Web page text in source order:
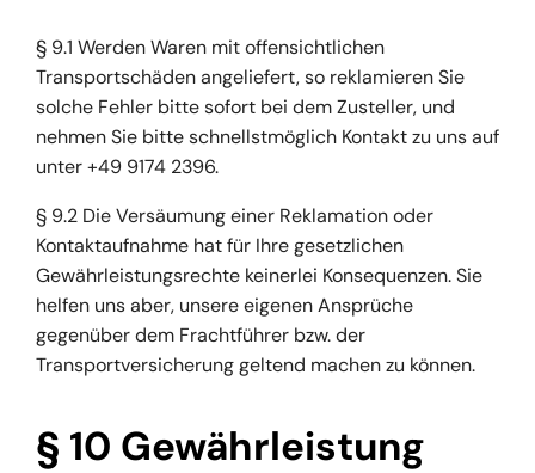
§ 9.1 Werden Waren mit offensichtlichen
Transportschäden angeliefert, so reklamieren Sie
solche Fehler bitte sofort bei dem Zusteller, und
nehmen Sie bitte schnellstmöglich Kontakt zu uns auf
unter +49 9174 2396.
§ 9.2 Die Versäumung einer Reklamation oder
Kontaktaufnahme hat für Ihre gesetzlichen
Gewährleistungsrechte keinerlei Konsequenzen. Sie
helfen uns aber, unsere eigenen Ansprüche
gegenüber dem Frachtführer bzw. der
Transportversicherung geltend machen zu können.
§ 10 Gewährleistung